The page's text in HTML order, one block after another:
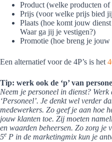
Product (welke producten of
Prijs (voor welke prijs bied
Plaats (hoe komt jouw
Waar ga jij je vestigen?)
Promotie (hoe breng je
Een alternatief voor de 4P’s is het
Tip: werk ook de ‘p’ van
Neem je personeel in dienst?
‘Personeel’. Je denkt wel verder
medewerkers. Zo geef je aan hoe
jouw klanten toe. Zij moeten
en waarden beheersen. Zo zorg je
5e P in de marketingmix kun je